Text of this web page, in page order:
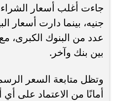
عدد من البنوك الكبرى،
بين بنك وآخر.
وتظل متابعة السعر
أمانًا من الاعتماد على أي